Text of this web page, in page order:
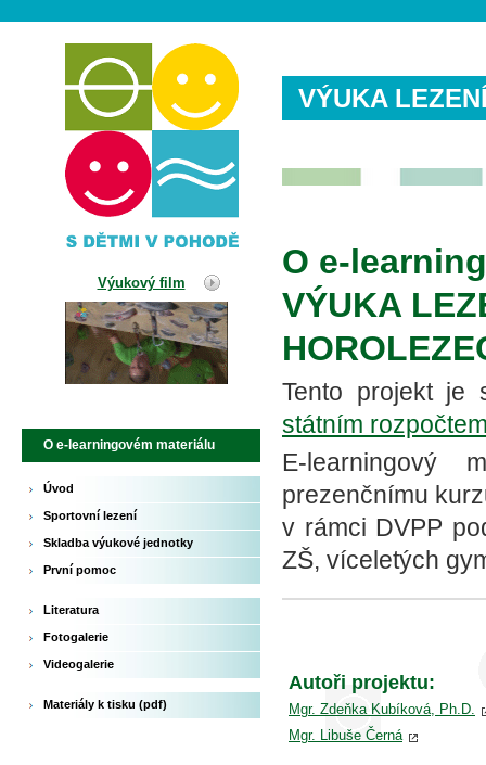
Výukový film
O e-learningovém materiálu
Úvod
Sportovní lezení
Skladba výukové jednotky
První pomoc
Literatura
Fotogalerie
Videogalerie
Materiály k tisku (pdf)
VÝUKA
O e-
VÝUKA
Tento projekt je
státním
E-learningový
prezenčnímu
v rámci DVPP
ZŠ, víceletých
Autoři projektu:
Mgr. Zdeňka Kubíková, Ph.D.
Mgr. Libuše Černá